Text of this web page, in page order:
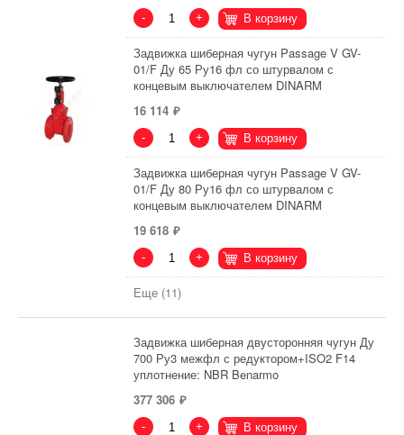
- + В корзину
Задвижка шиберная чугун Passage V GV-
01/F Ду 65 Ру16 фл со штурвалом с
концевым выключателем DINARM
16 114
- + В корзину
Задвижка шиберная чугун Passage V GV-
01/F Ду 80 Ру16 фл со штурвалом с
концевым выключателем DINARM
19 618
- + В корзину
Еще (11)
Задвижка шиберная двусторонняя чугун Ду
700 Ру3 межфл с редуктором+ISO2 F14
уплотнение: NBR Benarmo
377 306
- + В корзину